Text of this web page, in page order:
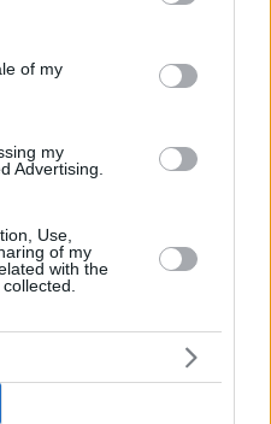
and its third-party tags to
purposes in below Google
of my
my
Advertising.
Use,
of my
with the
η πολυπρόσωπη και
του ΠασαΤεμπο-Νέρα. Με